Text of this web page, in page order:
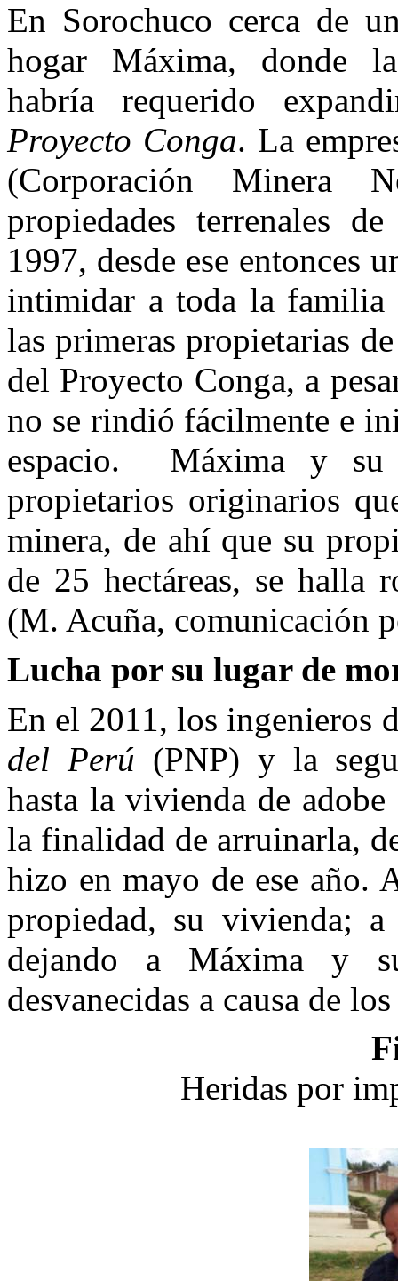
En Sorochuco cerca de
hogar Máxima, donde
habría requerido
Proyecto Conga. La
(Corporación Minera
propiedades terrenales
1997, desde ese entonces
intimidar a toda la
las primeras propietarias
del Proyecto Conga, a
no se rindió fácilmente e
espacio. Máxima y su
propietarios originarios
minera, de ahí que su
de 25 hectáreas, se halla
(M. Acuña, comunicación
Lucha por su lugar de
En el 2011, los ingenieros
del Perú (PNP) y la
hasta la vivienda de
la finalidad de arruinarla,
hizo en mayo de ese año.
propiedad, su vivienda;
dejando a Máxima y
desvanecidas a causa de
Heridas por